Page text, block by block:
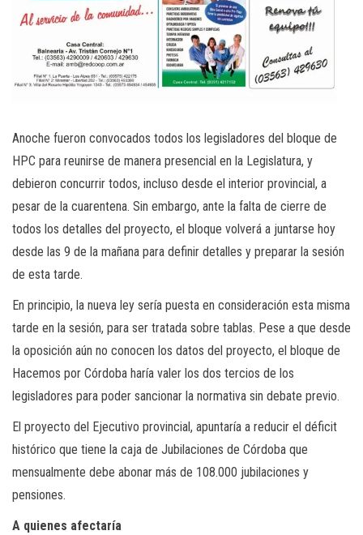
Anoche fueron convocados todos los legisladores del bloque de
HPC para reunirse de manera presencial en la Legislatura, y
debieron concurrir todos, incluso desde el interior provincial, a
pesar de la cuarentena. Sin embargo, ante la falta de cierre de
todos los detalles del proyecto, el bloque volverá a juntarse hoy
desde las 9 de la mañana para definir detalles y preparar la sesión
de esta tarde.
En principio, la nueva ley sería puesta en consideración esta misma
tarde en la sesión, para ser tratada sobre tablas. Pese a que desde
la oposición aún no conocen los datos del proyecto, el bloque de
Hacemos por Córdoba haría valer los dos tercios de los
legisladores para poder sancionar la normativa sin debate previo.
El proyecto del Ejecutivo provincial, apuntaría a reducir el déficit
histórico que tiene la caja de Jubilaciones de Córdoba que
mensualmente debe abonar más de 108.000 jubilaciones y
pensiones.
A quienes afectaría